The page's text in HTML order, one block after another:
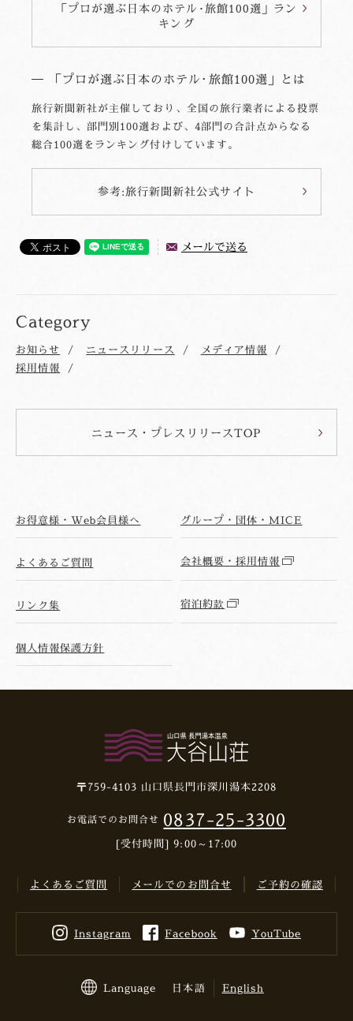
「プロが選ぶ日本のホテル･旅館100選」ラン
キング
「プロが選ぶ日本のホテル･旅館100選」とは
旅行新聞新社が主催しており、全国の旅行業者による投票
を集計し、部門別100選および、4部門の合計点からなる
総合100選をランキング付けしています。
参考:旅行新聞新社公式サイト
メールで送る
Category
お知らせ ニュースリリース
メディア情報
採用情報
ニュース・プレスリリースTOP
お得意様・Web会員様へ グループ・団体・MICE
よくあるご質問 会社概要・採用情報
リンク集 宿泊約款
個人情報保護方針
〒759-4103 山口県長門市深川湯本2208
お電話でのお問合せ 0837-25-3300
[受付時間] 9:00～17:00
よくあるご質問 メールでのお問合せ ご予約の確認
Instagram Facebook YouTube
Language English
日本語